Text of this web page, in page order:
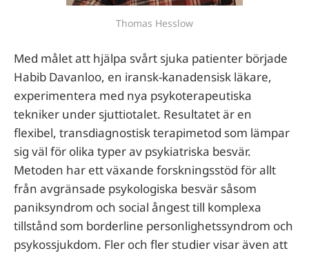
Thomas Hesslow
Med målet att hjälpa svårt sjuka patienter började
Habib Davanloo, en iransk-kanadensisk läkare,
experimentera med nya psykoterapeutiska
tekniker under sjuttiotalet. Resultatet är en
flexibel, transdiagnostisk terapimetod som lämpar
sig väl för olika typer av psykiatriska besvär.
Metoden har ett växande forskningsstöd för allt
från avgränsade psykologiska besvär såsom
paniksyndrom och social ångest till komplexa
tillstånd som borderline personlighetssyndrom och
psykossjukdom. Fler och fler studier visar även att